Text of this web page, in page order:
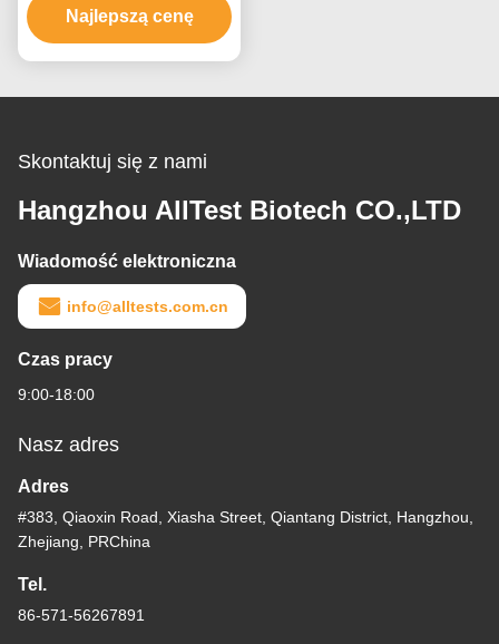
(Panel)
Najlepszą cenę
Skontaktuj się z nami
Hangzhou AllTest Biotech CO.,LTD
Wiadomość elektroniczna
info@alltests.com.cn
Czas pracy
9:00-18:00
Nasz adres
Adres
#383, Qiaoxin Road, Xiasha Street, Qiantang District, Hangzhou,
Zhejiang, PRChina
Tel.
86-571-56267891